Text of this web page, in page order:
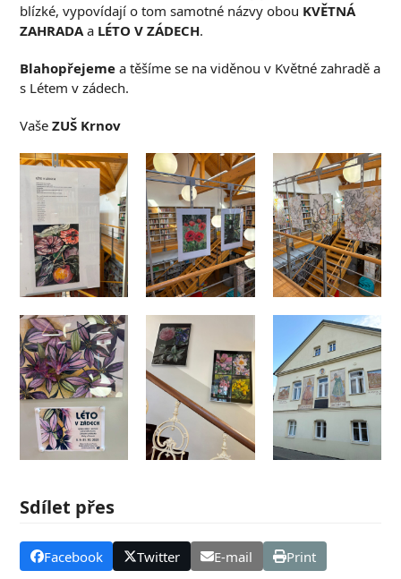
blízké, vypovídají o tom samotné názvy obou KVĚTNÁ
ZAHRADAa LÉTO V ZÁDECH.
Blahopřejeme a těšíme se na viděnou v Květné zahradě a
s Létem v zádech.
VašeZUŠ Krnov
Sdílet přes
Facebook Twitter E-mail Print